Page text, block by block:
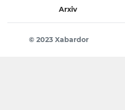
Arxiv
© 2023 Xabardor